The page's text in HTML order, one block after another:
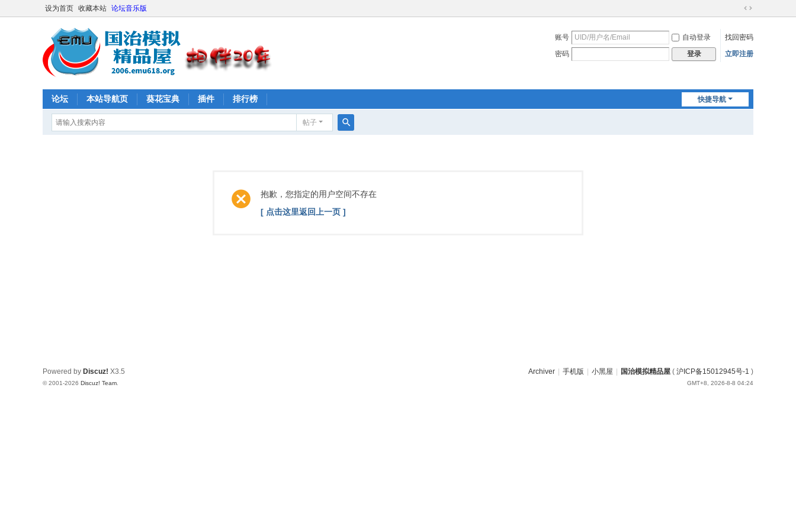
设为首页 收藏本站 论坛音乐版
切
到
宽
账号 自动登录
找回密码
密码
登录 立即注册
快捷导航
论坛 本站导航页 葵花宝典 插件 排行榜
帖子
抱歉，您指定的用户空间不存在
[ 点击这里返回上一页 ]
Archiver 手机版 小黑屋 国治模拟精品屋 ( 沪ICP备15012945号-1 )
GMT+8, 2026-8-8 04:24
Powered by Discuz! X3.5
© 2001-2026 Discuz! Team